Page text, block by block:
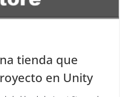
tienda que
en Unity